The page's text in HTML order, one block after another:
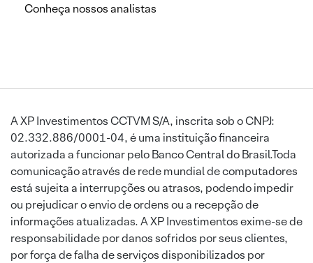
Conheça nossos analistas
A XP Investimentos CCTVM S/A, inscrita sob o CNPJ:
02.332.886/0001-04, é uma instituição financeira
autorizada a funcionar pelo Banco Central do Brasil.Toda
comunicação através de rede mundial de computadores
está sujeita a interrupções ou atrasos, podendo impedir
ou prejudicar o envio de ordens ou a recepção de
informações atualizadas. A XP Investimentos exime-se de
responsabilidade por danos sofridos por seus clientes,
por força de falha de serviços disponibilizados por